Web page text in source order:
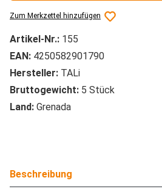
Zum Merkzettel hinzufügen
Artikel-Nr.: 155
EAN: 4250582901790
Hersteller: TALi
Bruttogewicht: 5 Stück
Land: Grenada
Beschreibung